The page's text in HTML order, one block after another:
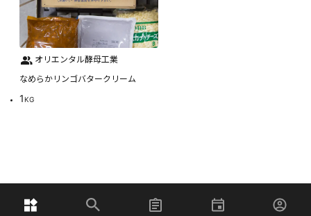
オリエンタル酵母工業
なめらかリンゴバタークリーム
1KG